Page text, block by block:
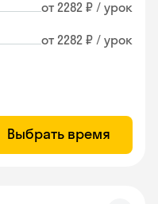
от 2282 ₽ / урок
от 2282 ₽ / урок
Выбрать время